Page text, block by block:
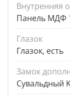
Внутренняя
Панель МДФ
Глазок
Глазок, есть
Замок
Сувальдный